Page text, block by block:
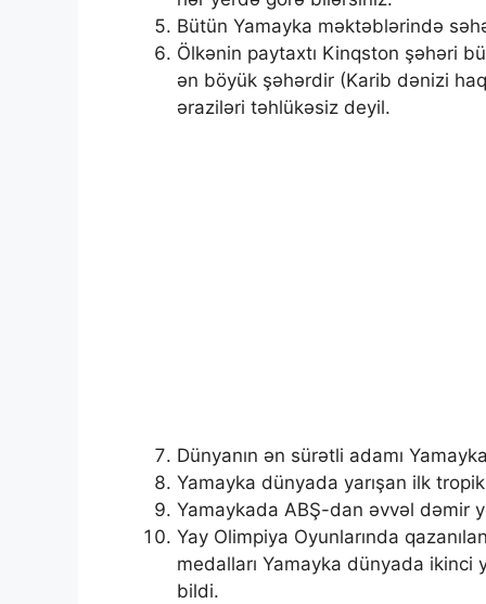
Bütün Yamayka məktəblərində
Ölkənin paytaxtı Kinqston şəhəri
ən böyük şəhərdir (Karib dənizi
əraziləri təhlükəsiz deyil.
Dünyanın ən sürətli adamı
Yamayka dünyada yarışan ilk
Yamaykada ABŞ-dan əvvəl dəmir
Yay Olimpiya Oyunlarında
medalları Yamayka dünyada ikinci
bildi.